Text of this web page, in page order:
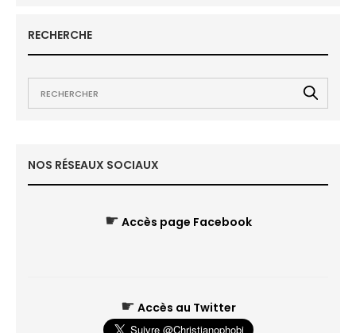
RECHERCHE
NOS RÉSEAUX SOCIAUX
☛ Accès page Facebook
☛ Accès au Twitter